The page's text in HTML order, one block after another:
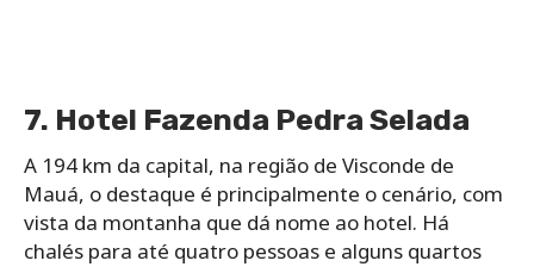
7. Hotel Fazenda Pedra Selada
A 194 km da capital, na região de Visconde de
Mauá, o destaque é principalmente o cenário, com
vista da montanha que dá nome ao hotel. Há
chalés para até quatro pessoas e alguns quartos